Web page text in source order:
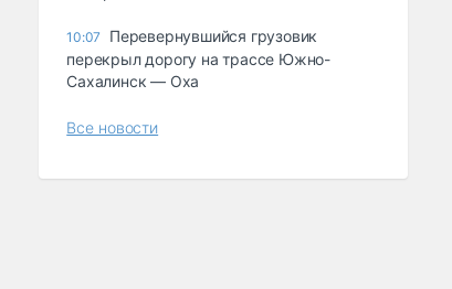
10:07
Перевернувшийся грузовик
перекрыл дорогу на трассе Южно-
Сахалинск — Оха
Все новости